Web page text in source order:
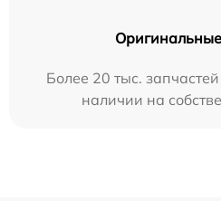
Более 20 тыс.
наличии на